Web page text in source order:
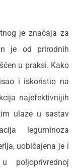
je značaja za
je od prirodnih
u praksi. Kako
i iskoristio na
najefektivnijih
ulaze u sastav
leguminoza
uobičajena je i
poljoprivrednoj